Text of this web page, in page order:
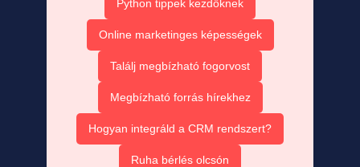
Python tippek kezdőknek
Online marketinges képességek
Találj megbízható fogorvost
Megbízható forrás hírekhez
Hogyan integráld a CRM rendszert?
Ruha bérlés olcsón